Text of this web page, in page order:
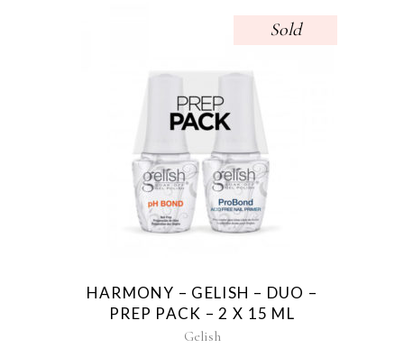
Sold
HARMONY – GELISH – DUO –
PREP PACK – 2 X 15 ML
Gelish